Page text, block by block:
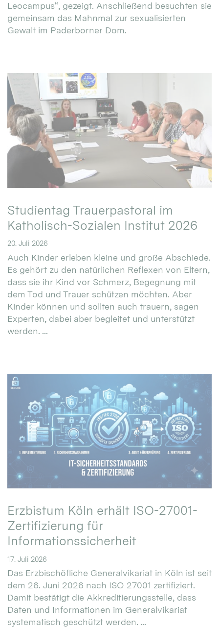
Leocampus“, gezeigt. Anschließend besuchten sie
gemeinsam das Mahnmal zur sexualisierten
Gewalt im Paderborner Dom.
Studientag Trauerpastoral im
Katholisch-Sozialen Institut 2026
20. Juli 2026
Auch Kinder erleben kleine und große Abschiede.
Es gehört zu den natürlichen Reflexen von Eltern,
dass sie ihr Kind vor Schmerz, Begegnung mit
dem Tod und Trauer schützen möchten. Aber
Kinder können und sollten auch trauern, sagen
Experten, dabei aber begleitet und unterstützt
werden. ...
Erzbistum Köln erhält ISO-27001-
Zertifizierung für
Informationssicherheit
17. Juli 2026
Das Erzbischöfliche Generalvikariat in Köln ist seit
dem 26. Juni 2026 nach ISO 27001 zertifiziert.
Damit bestätigt die Akkreditierungsstelle, dass
Daten und Informationen im Generalvikariat
systematisch geschützt werden. ...